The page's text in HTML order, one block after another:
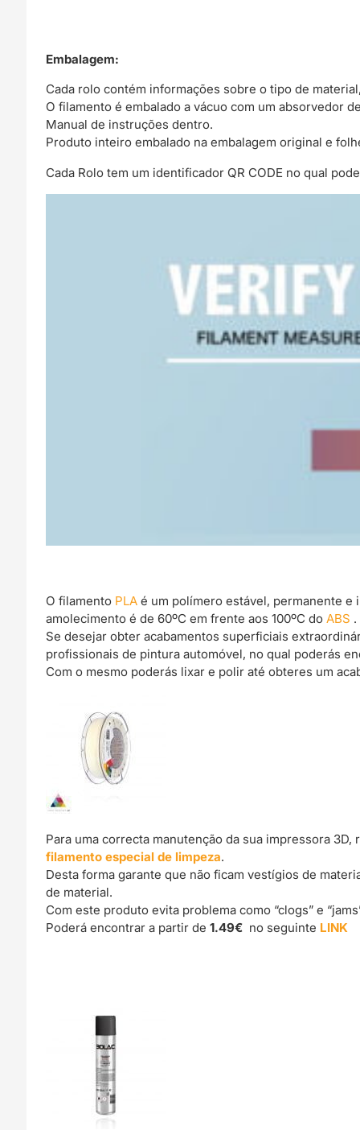
Embalagem:
Cada rolo contém informações sobre o tipo de
O filamento é embalado a vácuo com um absorvedor
Manual de instruções dentro.
Produto inteiro embalado na embalagem original e
Cada Rolo tem um identificador QR CODE no qual
O filamento PLA é um polímero estável, permanente
amolecimento é de 60ºC em frente aos 100ºC doABS .
Se desejar obter acabamentos superficiais
profissionais de pintura automóvel, no qual poderás
Com o mesmo poderás lixar e polir até obteres um
Para uma correcta manutenção da sua impressora
filamento especial de limpeza.
Desta forma garante que não ficam vestígios de
de material.
Com este produto evita problema como “clogs” e
Poderá encontrar a partir de1.49€ no seguinte LINK